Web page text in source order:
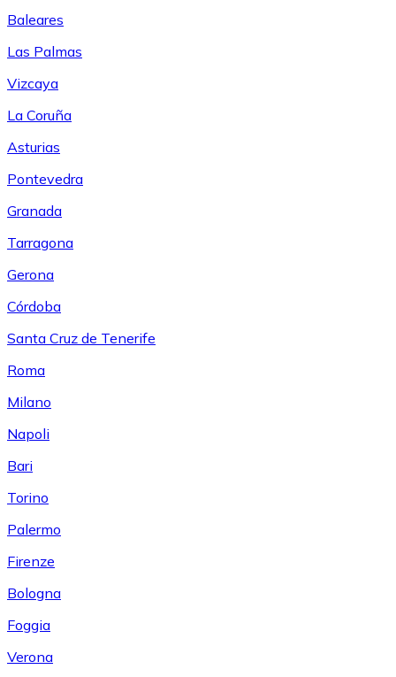
Baleares
Las Palmas
Vizcaya
La Coruña
Asturias
Pontevedra
Granada
Tarragona
Gerona
Córdoba
Santa Cruz de Tenerife
Roma
Milano
Napoli
Bari
Torino
Palermo
Firenze
Bologna
Foggia
Verona